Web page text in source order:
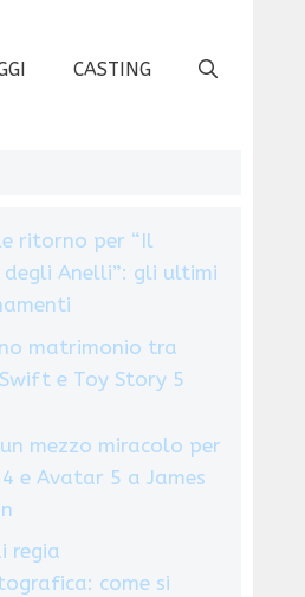
CASTING
ritorno per “Il
degli Anelli”: gli ultimi
matrimonio tra
e Toy Story 5
mezzo miracolo per
e Avatar 5 a James
regia
come si